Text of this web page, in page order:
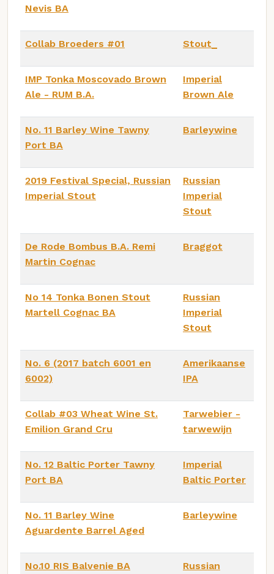
Nevis BA
Collab Broeders #01 Stout_
IMP Tonka Moscovado Brown
Ale - RUM B.A.
Imperial
Brown Ale
No. 11 Barley Wine Tawny
Port BA
Barleywine
2019 Festival Special, Russian
Imperial Stout
Russian
Imperial
Stout
De Rode Bombus B.A. Remi
Martin Cognac
Braggot
No 14 Tonka Bonen Stout
Martell Cognac BA
Russian
Imperial
Stout
No. 6 (2017 batch 6001 en
6002)
Amerikaanse
IPA
Collab #03 Wheat Wine St.
Emilion Grand Cru
Tarwebier -
tarwewijn
No. 12 Baltic Porter Tawny
Port BA
Imperial
Baltic Porter
No. 11 Barley Wine
Aguardente Barrel Aged
Barleywine
No.10 RIS Balvenie BA
Russian